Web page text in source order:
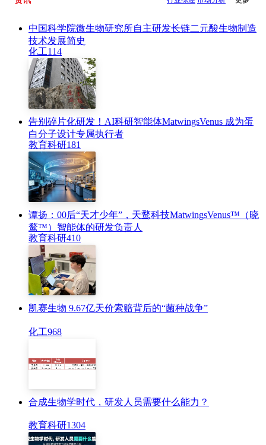
中国科学院微生物研究所自主研发长链二元酸生物制造
技术发展简史
化工114
告别碎片化研发！AI科研智能体MatwingsVenus 成为蛋
白分子设计专属执行者
教育科研181
谭扬：00后“天才少年”，天鹜科技MatwingsVenus™（晓
鹜™）智能体的研发负责人
教育科研410
凯赛生物 9.67亿天价索赔背后的“菌种战争”
化工968
合成生物学时代，研发人员需要什么能力？
教育科研1304